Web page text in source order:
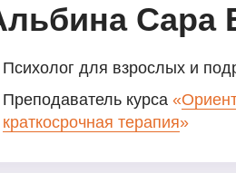
Сара
Психолог для взрослых и
Преподаватель курса «
краткосрочная терапия»